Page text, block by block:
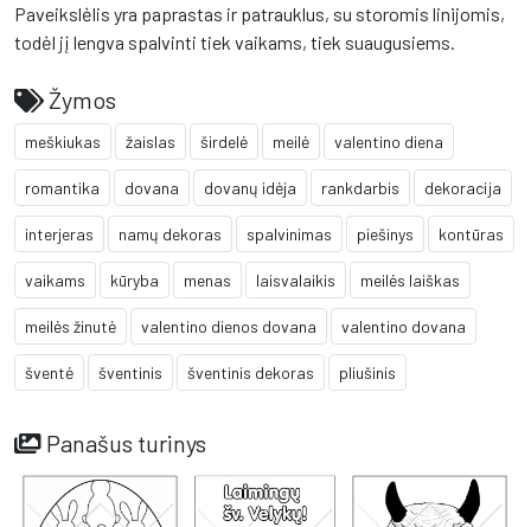
Paveikslėlis yra paprastas ir patrauklus, su storomis linijomis,
todėl jį lengva spalvinti tiek vaikams, tiek suaugusiems.
Žymos
meškiukas žaislas širdelė meilė valentino diena
romantika dovana dovanų idėja rankdarbis dekoracija
interjeras namų dekoras spalvinimas piešinys kontūras
vaikams kūryba menas laisvalaikis meilės laiškas
meilės žinutė valentino dienos dovana valentino dovana
šventė šventinis šventinis dekoras pliušinis
Panašus turinys